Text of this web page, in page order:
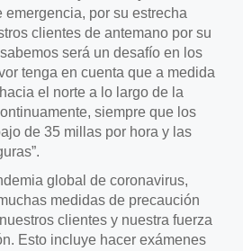
emergencia, por su estrecha
clientes de antemano por su
será un desafío en los
tenga en cuenta que a medida
el norte a lo largo de la
siempre que los
de 35 millas por hora y las
global de coronavirus,
medidas de precaución
clientes y nuestra fuerza
Esto incluye hacer exámenes